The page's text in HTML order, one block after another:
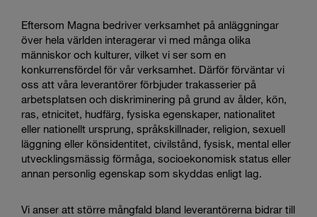
Eftersom Magna bedriver verksamhet på anläggningar
över hela världen interagerar vi med många olika
människor och kulturer, vilket vi ser som en
konkurrensfördel för vår verksamhet. Därför förväntar vi
oss att våra leverantörer förbjuder trakasserier på
arbetsplatsen och diskriminering på grund av ålder, kön,
ras, etnicitet, hudfärg, fysiska egenskaper, nationalitet
eller nationellt ursprung, språkskillnader, religion, sexuell
läggning eller könsidentitet, civilstånd, fysisk, mental eller
utvecklingsmässig förmåga, socioekonomisk status eller
annan personlig egenskap som skyddas enligt lag.
Vi anser att större mångfald bland leverantörerna bidrar till